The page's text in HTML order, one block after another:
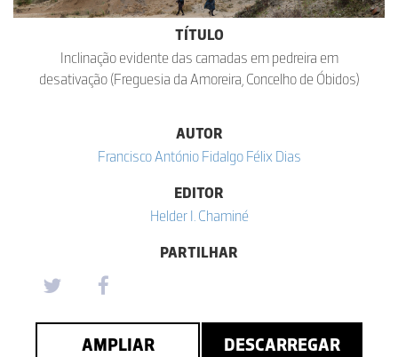
TÍTULO
Inclinação evidente das camadas em pedreira em
desativação (Freguesia da Amoreira, Concelho de Óbidos)
AUTOR
Francisco António Fidalgo Félix Dias
EDITOR
Helder I. Chaminé
PARTILHAR
AMPLIAR DESCARREGAR